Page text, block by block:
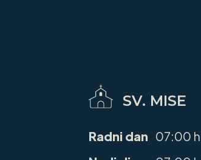
SV. MISE
Radni dan 07:00 h